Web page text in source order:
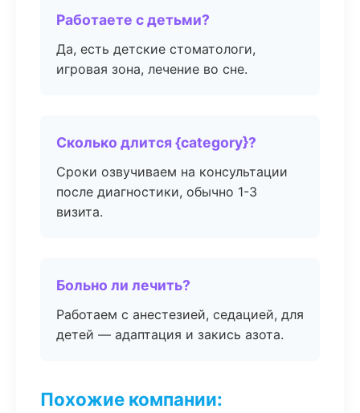
Работаете с детьми?
Да, есть детские стоматологи,
игровая зона, лечение во сне.
Сколько длится {category}?
Сроки озвучиваем на консультации
после диагностики, обычно 1-3
визита.
Больно ли лечить?
Работаем с анестезией, седацией, для
детей — адаптация и закись азота.
Похожие компании: